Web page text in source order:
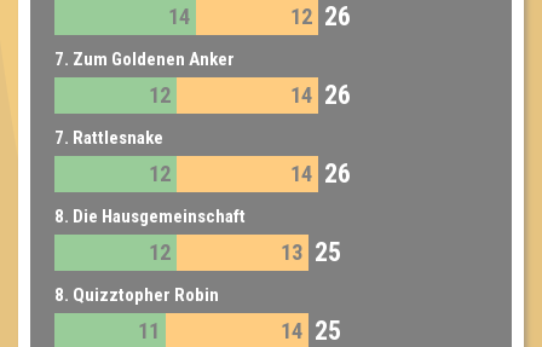
14 12 26
7. Zum Goldenen Anker
12 14 26
7. Rattlesnake
12 14 26
8. Die Hausgemeinschaft
12 13 25
8. Quizztopher Robin
11 14 25